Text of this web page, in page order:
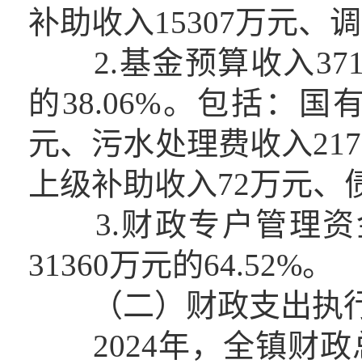
补助收入15307万元、
2.基金预算收入
的38.06%。包括：国
元、污水处理费收入
上级补助收入72万元
3.财政专户管理资
31360万元的64.52%。
（二）财政支出执
2024年，全镇财政